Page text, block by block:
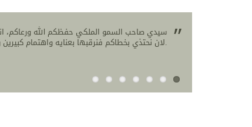
سيدي صاحب السمو الملكي حفظكم الله ورعاكم،
لان نحتذي بخطاكم فنرقبها بعنايه واهتمام كبيرين وهي مستوحاة من حكمة والدنا جلالة سيدنا حفظه الله ورعاه وتوجيهاته السديده.